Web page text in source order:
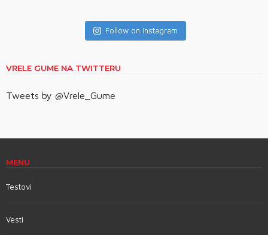
Follow on Instagram
VRELE GUME NA TWITTERU
Tweets by @Vrele_Gume
MENU
Testovi
Vesti